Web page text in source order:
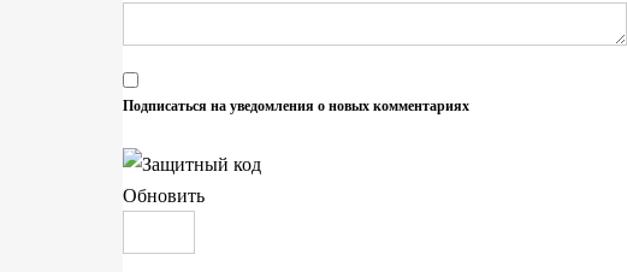
Подписаться на уведомления о новых комментариях
Обновить